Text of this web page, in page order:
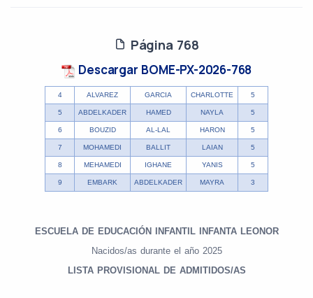
Página 768
Descargar BOME-PX-2026-768
4 ALVAREZ GARCIA CHARLOTTE 5
5 ABDELKADER HAMED NAYLA 5
6 BOUZID AL-LAL HARON 5
7 MOHAMEDI BALLIT LAIAN 5
8 MEHAMEDI IGHANE YANIS 5
9 EMBARK ABDELKADER MAYRA 3
ESCUELA DE EDUCACIÓN INFANTIL INFANTA LEONOR
Nacidos/as durante el año 2025
LISTA PROVISIONAL DE ADMITIDOS/AS